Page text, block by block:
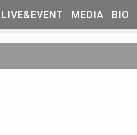
LIVE&EVENT MEDIA BIO